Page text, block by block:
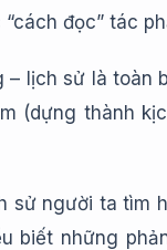
đọc” tác
lịch sử là
(dựng thành
sử người ta tìm
biết những